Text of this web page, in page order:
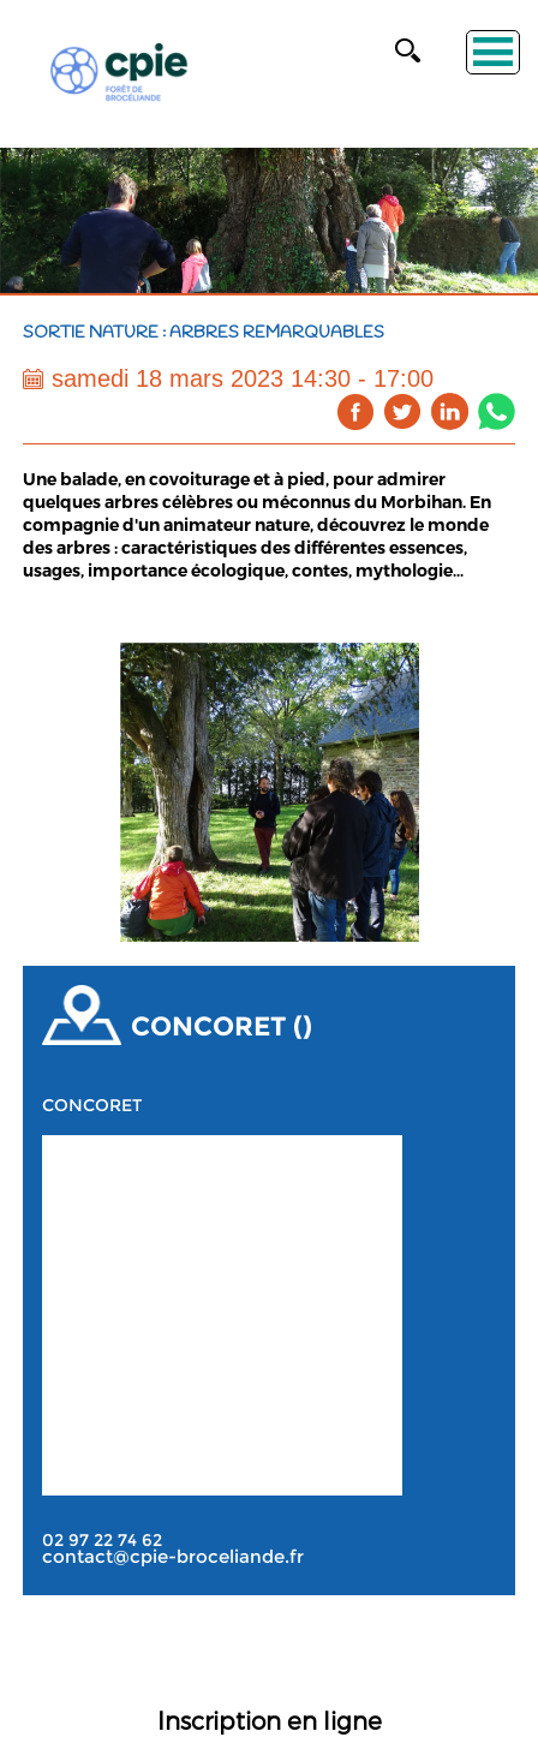
SORTIE NATURE : ARBRES REMARQUABLES
samedi 18 mars 2023 14:30 - 17:00
Une balade, en covoiturage et à pied, pour admirer
quelques arbres célèbres ou méconnus du Morbihan. En
compagnie d'un animateur nature, découvrez le monde
des arbres : caractéristiques des différentes essences,
usages, importance écologique, contes, mythologie…
CONCORET ()
CONCORET
02 97 22 74 62
contact@cpie-broceliande.fr
Inscription en ligne